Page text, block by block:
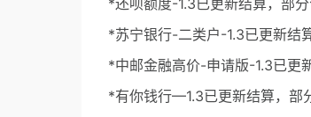
*还呗额度-1.3已更新结算，部
*苏宁银行-二类户-1.3已更新结
*中邮金融高价-申请版-1.3已更
*有你钱行—1.3已更新结算，部